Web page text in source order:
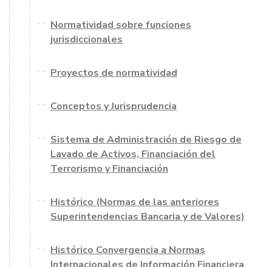
Normatividad sobre funciones
jurisdiccionales
Proyectos de normatividad
Conceptos y Jurisprudencia
Sistema de Administración de Riesgo de
Lavado de Activos, Financiación del
Terrorismo y Financiación
Histórico (Normas de las anteriores
Superintendencias Bancaria y de Valores)
Histórico Convergencia a Normas